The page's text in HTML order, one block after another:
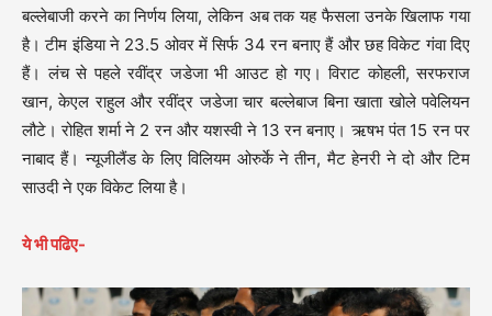
बल्लेबाजी करने का निर्णय लिया, लेकिन अब तक यह फैसला उनके खिलाफ गया
है। टीम इंडिया ने 23.5 ओवर में सिर्फ 34 रन बनाए हैं और छह विकेट गंवा दिए
हैं। लंच से पहले रवींद्र जडेजा भी आउट हो गए। विराट कोहली, सरफराज
खान, केएल राहुल और रवींद्र जडेजा चार बल्लेबाज बिना खाता खोले पवेलियन
लौटे। रोहित शर्मा ने 2 रन और यशस्वी ने 13 रन बनाए। ऋषभ पंत 15 रन पर
नाबाद हैं। न्यूजीलैंड के लिए विलियम ओरुर्के ने तीन, मैट हेनरी ने दो और टिम
साउदी ने एक विकेट लिया है।
ये भी पढिए-